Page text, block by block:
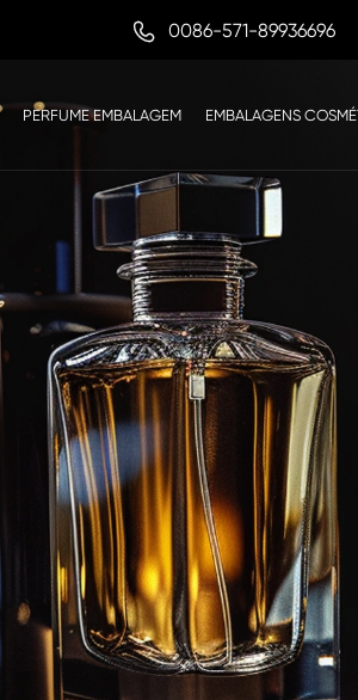
 0086-571-89936696
PERFUME EMBALAGEM EMBALAGENS